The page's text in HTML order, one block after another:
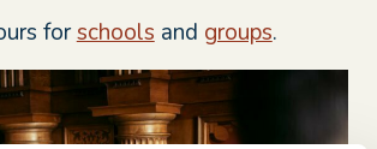
forschools and groups.